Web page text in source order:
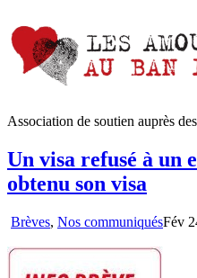
Association de soutien auprès
Un visa refusé à un
obtenu son visa
Brèves, Nos communiquésFév